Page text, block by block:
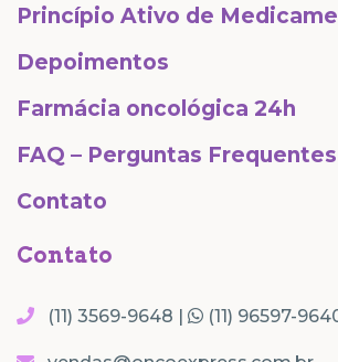
Princípio Ativo de
Depoimentos
Farmácia oncológica 24h
FAQ – Perguntas Frequentes
Contato
Contato
(11) 3569-9648 | (11) 96597-